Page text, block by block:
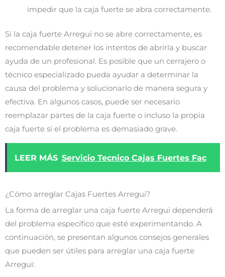
impedir que la caja fuerte se abra correctamente.
Si la caja fuerte Arregui no se abre correctamente, es
recomendable detener los intentos de abrirla y buscar
ayuda de un profesional. Es posible que un cerrajero o
técnico especializado pueda ayudar a determinar la
causa del problema y solucionarlo de manera segura y
efectiva. En algunos casos, puede ser necesario
reemplazar partes de la caja fuerte o incluso la propia
caja fuerte si el problema es demasiado grave.
LEER MÁS Servicio Tecnico Cajas Fuertes Fac
¿Cómo arreglar Cajas Fuertes Arregui?
La forma de arreglar una caja fuerte Arregui dependerá
del problema específico que esté experimentando. A
continuación, se presentan algunos consejos generales
que pueden ser útiles para arreglar una caja fuerte
Arregui: